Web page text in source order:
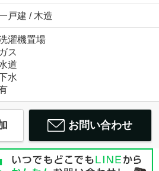
戸建 / 木造
濯機置場
ス
道
水
お問い合わせ